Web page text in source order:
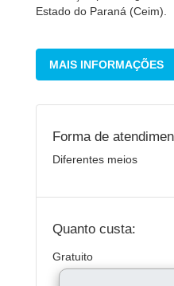
Estado do Paraná (Ceim).
MAIS INFORMAÇÕES
Forma de
Diferentes meios
Quanto custa:
Gratuito